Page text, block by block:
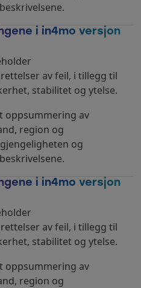
i in4mo versjon
av feil, i tillegg til
stabilitet og ytelse.
oppsummering av
region og
og
i in4mo versjon
av feil, i tillegg til
stabilitet og ytelse.
oppsummering av
region og